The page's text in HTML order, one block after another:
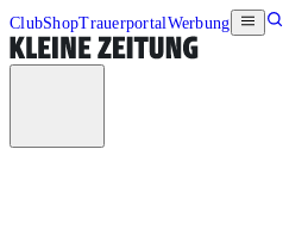
ClubShopTrauerportalWerbung